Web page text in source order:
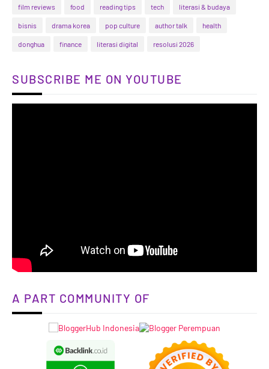
film reviews food reading tips tech literasi & budaya
bisnis drama korea pop culture author talk health
donghua finance literasi digital resolusi 2026
SUBSCRIBE ME ON YOUTUBE
A PART COMMUNITY OF